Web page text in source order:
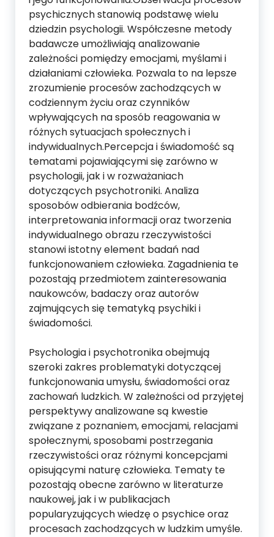
psychicznych stanowią podstawę wielu
dziedzin psychologii. Współczesne metody
badawcze umożliwiają analizowanie
zależności pomiędzy emocjami, myślami i
działaniami człowieka. Pozwala to na lepsze
zrozumienie procesów zachodzących w
codziennym życiu oraz czynników
wpływających na sposób reagowania w
różnych sytuacjach społecznych i
indywidualnych.Percepcja i świadomość są
tematami pojawiającymi się zarówno w
psychologii, jak i w rozważaniach
dotyczących psychotroniki. Analiza
sposobów odbierania bodźców,
interpretowania informacji oraz tworzenia
indywidualnego obrazu rzeczywistości
stanowi istotny element badań nad
funkcjonowaniem człowieka. Zagadnienia te
pozostają przedmiotem zainteresowania
naukowców, badaczy oraz autorów
zajmujących się tematyką psychiki i
świadomości.
Psychologia i psychotronika obejmują
szeroki zakres problematyki dotyczącej
funkcjonowania umysłu, świadomości oraz
zachowań ludzkich. W zależności od przyjętej
perspektywy analizowane są kwestie
związane z poznaniem, emocjami, relacjami
społecznymi, sposobami postrzegania
rzeczywistości oraz różnymi koncepcjami
opisującymi naturę człowieka. Tematy te
pozostają obecne zarówno w literaturze
naukowej, jak i w publikacjach
popularyzujących wiedzę o psychice oraz
procesach zachodzących w ludzkim umyśle.